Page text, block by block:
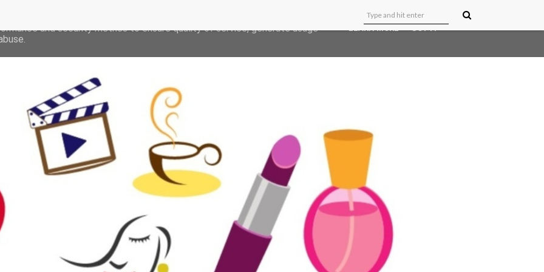
its services and to analyze traffic. Your IP address and user-agent
and security metrics to ensure quality of service, generate usage
LEARN MORE GOT IT